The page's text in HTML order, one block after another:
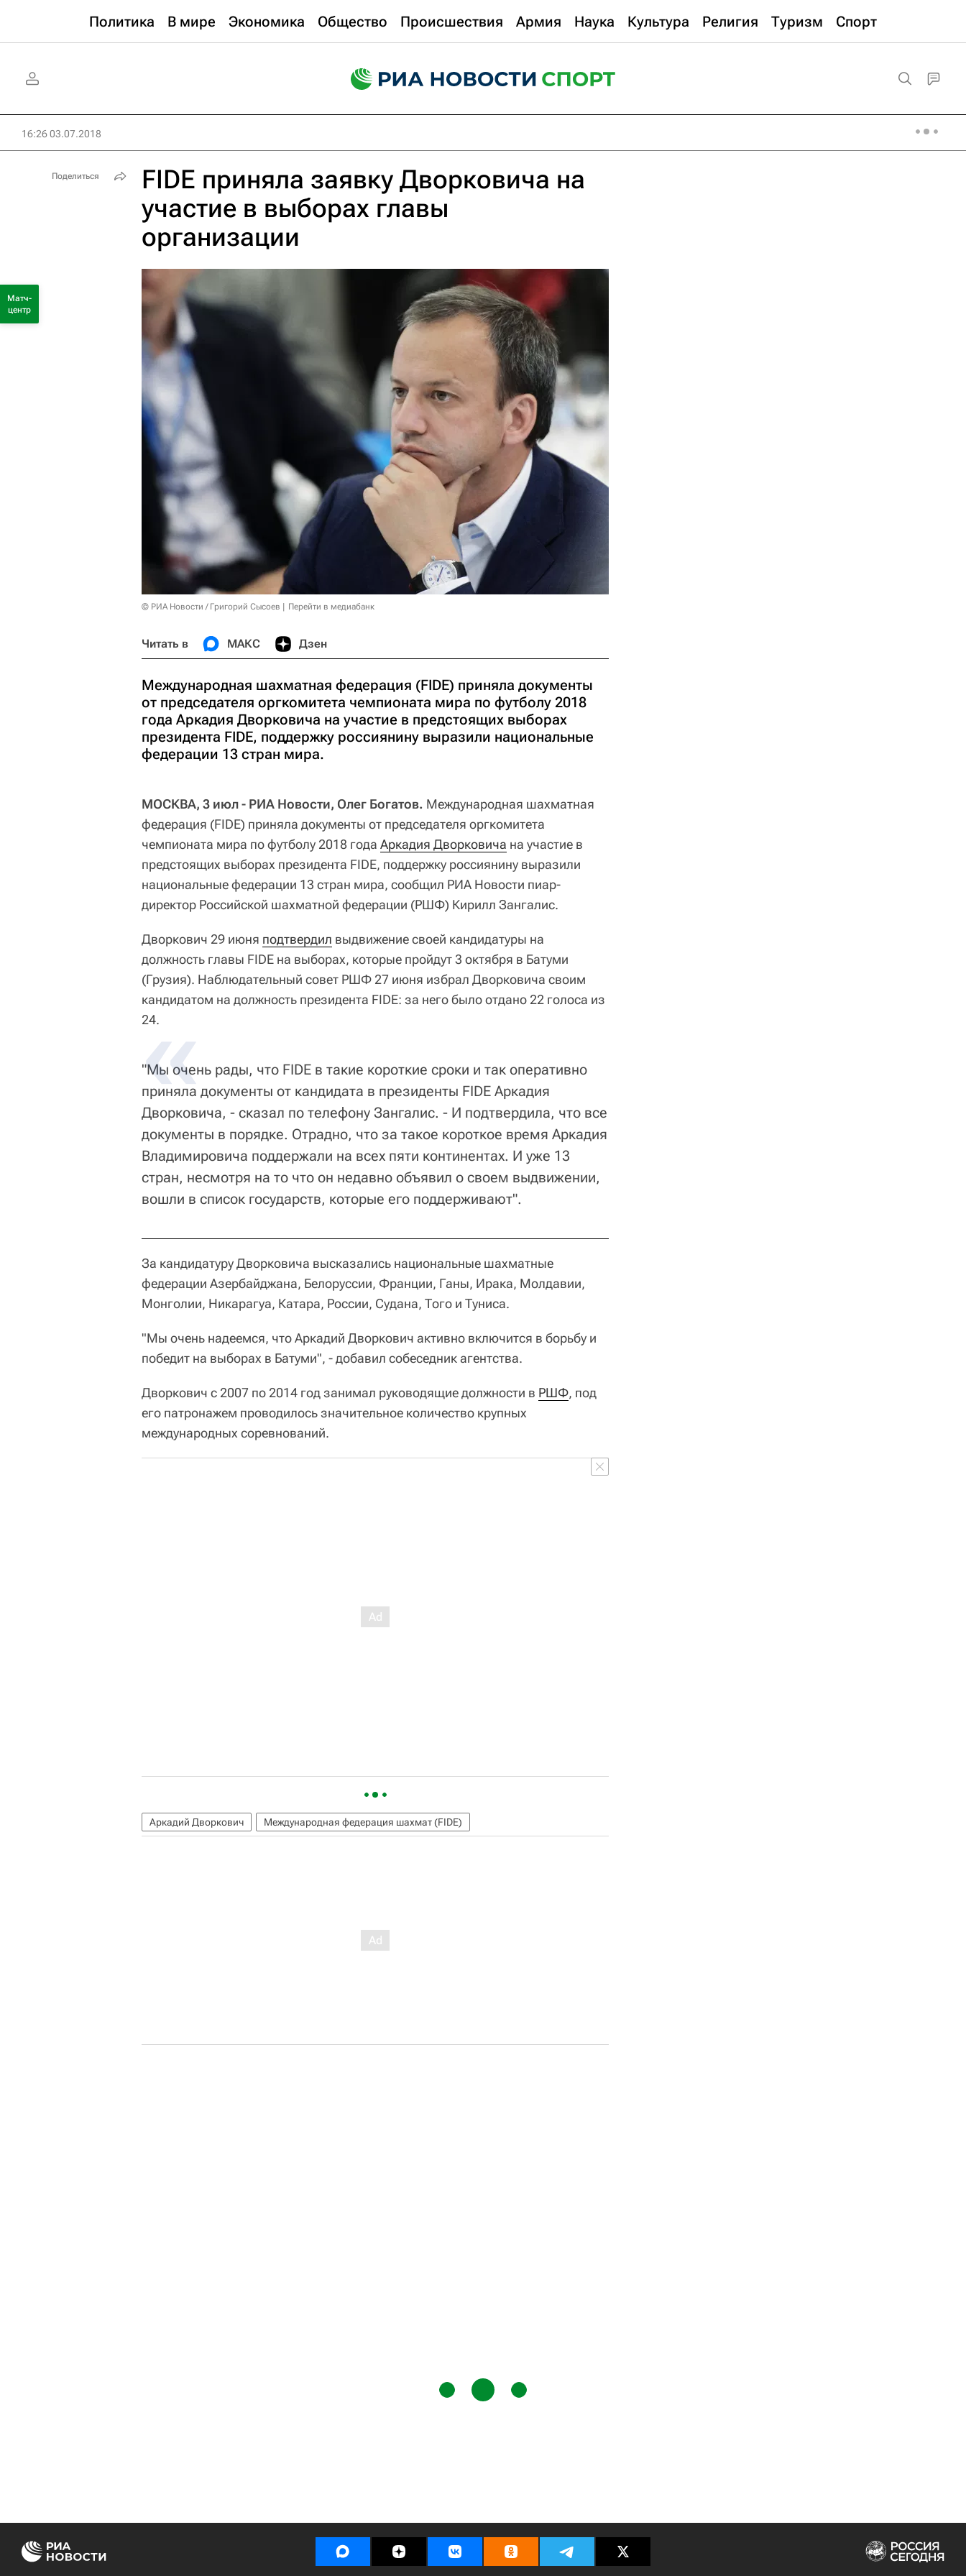
Политика В мире Экономика Общество Происшествия Армия Наука Культура Религия Туризм Спорт
16:26 03.07.2018
FIDE приняла заявку Дворковича на
участие в выборах главы
организации
© РИА Новости / Григорий Сысоев Перейти в медиабанк
Читать в МАКС Дзен
Международная шахматная федерация (FIDE) приняла документы
от председателя оргкомитета чемпионата мира по футболу 2018
года Аркадия Дворковича на участие в предстоящих выборах
президента FIDE, поддержку россиянину выразили национальные
федерации 13 стран мира.
МОСКВА, 3 июл - РИА Новости, Олег Богатов. Международная шахматная
федерация (FIDE) приняла документы от председателя оргкомитета
чемпионата мира по футболу 2018 года Аркадия Дворковича на участие в
предстоящих выборах президента FIDE, поддержку россиянину выразили
национальные федерации 13 стран мира, сообщил РИА Новости пиар-
директор Российской шахматной федерации (РШФ) Кирилл Зангалис.
Дворкович 29 июня подтвердил выдвижение своей кандидатуры на
должность главы FIDE на выборах, которые пройдут 3 октября в Батуми
(Грузия). Наблюдательный совет РШФ 27 июня избрал Дворковича своим
кандидатом на должность президента FIDE: за него было отдано 22 голоса из
24.
"Мы очень рады, что FIDE в такие короткие сроки и так оперативно
приняла документы от кандидата в президенты FIDE Аркадия
Дворковича, - сказал по телефону Зангалис. - И подтвердила, что все
документы в порядке. Отрадно, что за такое короткое время Аркадия
Владимировича поддержали на всех пяти континентах. И уже 13
стран, несмотря на то что он недавно объявил о своем выдвижении,
вошли в список государств, которые его поддерживают".
За кандидатуру Дворковича высказались национальные шахматные
федерации Азербайджана, Белоруссии, Франции, Ганы, Ирака, Молдавии,
Монголии, Никарагуа, Катара, России, Судана, Того и Туниса.
"Мы очень надеемся, что Аркадий Дворкович активно включится в борьбу и
победит на выборах в Батуми", - добавил собеседник агентства.
Дворкович с 2007 по 2014 год занимал руководящие должности в РШФ, под
его патронажем проводилось значительное количество крупных
международных соревнований.
Аркадий Дворкович Международная федерация шахмат (FIDE)
Поделиться
Матч-
центр